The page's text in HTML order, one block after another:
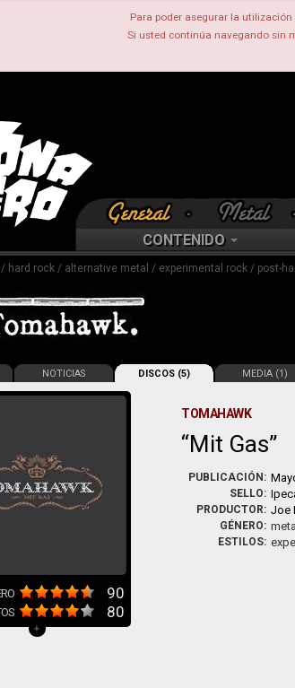
Para poder asegurar la
Si usted continúa navegando sin
CONTENIDO
hard rock / alternative metal / experimental rock / post-
NOTICIAS DISCOS (5) MEDIA (1)
90
80
+
TOMAHAWK
Mit Gas
PUBLICACIÓN:
SELLO:
PRODUCTOR: Joe
GÉNERO:
ESTILOS: